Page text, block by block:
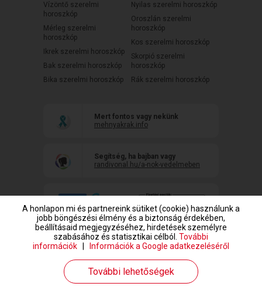
Vízöntő szerelmi
horoszkóp
Mérleg szerelmi
horoszkóp
Ikrek szerelmi horoszkóp
Bak szerelmi horoszkóp
Bika szerelmi horoszkóp
Nyilas szerelmi horoszkóp
Oroszlán szerelmi
horoszkóp
Kos szerelmi horoszkóp
Skorpió szerelmi
horoszkóp
Rák szerelmi horoszkóp
Mert fontos vagy nekünk
mehnyakrak.info
Segítség, ha bajban vagy
randivonal.hu/a-nok-vedelmeben
www.randivonal.hu © Copyright 1999-2026 Dating Central Europe Zrt.
A honlapon mi és partnereink sütiket (cookie) használunk a
jobb böngészési élmény és a biztonság érdekében,
beállításaid megjegyzéséhez, hirdetések személyre
szabásához és statisztikai célból. További
információk
Információk a Google adatkezeléséről
További lehetőségek